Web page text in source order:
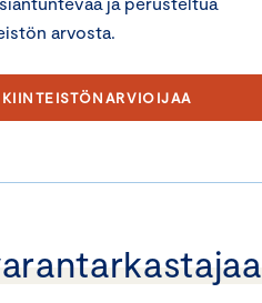
arvosta.